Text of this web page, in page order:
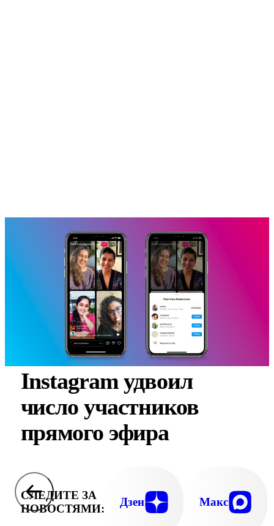
Instagram удвоил
число участников
прямого эфира
СЛЕДИТЕ ЗА
НОВОСТЯМИ:
Дзен Макс